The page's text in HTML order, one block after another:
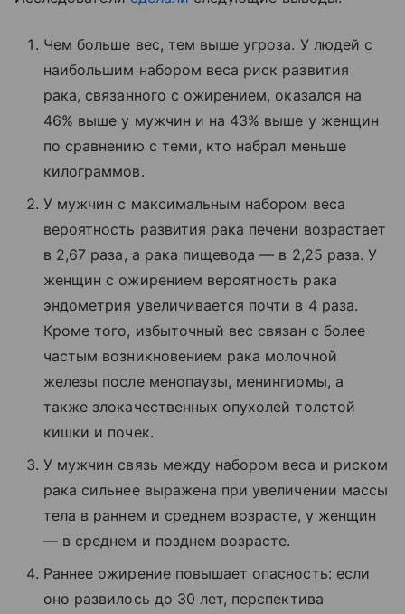
Чем больше вес, тем выше угроза. У людей с
наибольшим набором веса риск развития
рака, связанного с ожирением, оказался на
46% выше у мужчин и на 43% выше у женщин
по сравнению с теми, кто набрал меньше
килограммов.
У мужчин с максимальным набором веса
вероятность развития рака печени возрастает
в 2,67 раза, а рака пищевода — в 2,25 раза. У
женщин с ожирением вероятность рака
эндометрия увеличивается почти в 4 раза.
Кроме того, избыточный вес связан с более
частым возникновением рака молочной
железы после менопаузы, менингиомы, а
также злокачественных опухолей толстой
кишки и почек.
У мужчин связь между набором веса и риском
рака сильнее выражена при увеличении массы
тела в раннем и среднем возрасте, у женщин
— в среднем и позднем возрасте.
Раннее ожирение повышает опасность: если
оно развилось до 30 лет, перспектива